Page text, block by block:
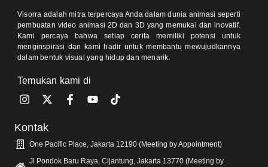
Visorra adalah mitra terpercaya Anda dalam dunia animasi seperti
pembuatan video animasi 2D dan 3D yang memukai dan inovatif.
Kami percaya bahwa setiap cerita memiliki potensi untuk
menginspirasi dan kami hadir untuk membantu mewujudkannya
dalam bentuk visual yang hidup dan menarik.
Temukan kami di
Kontak
One Pacific Place, Jakarta 12190 (Meeting by Appointment)
Jl Pondok Baru Raya, Cijantung, Jakarta 13770 (Meeting by